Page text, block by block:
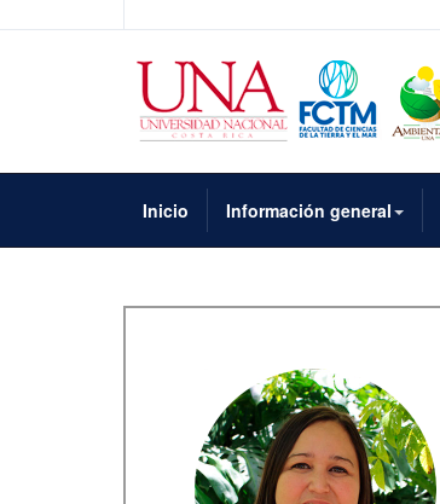
Inicio Información general